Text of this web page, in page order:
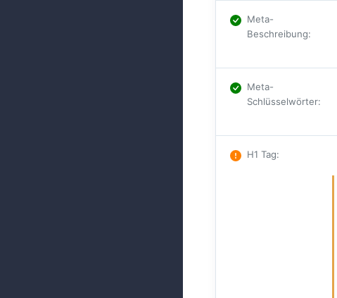
Meta-
Beschreibung:
Meta-
Schlüsselwörter:
H1 Tag: